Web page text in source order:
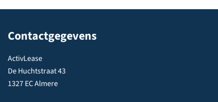
Contactgegevens
ActivLease
De Huchtstraat 43
1327 EC Almere